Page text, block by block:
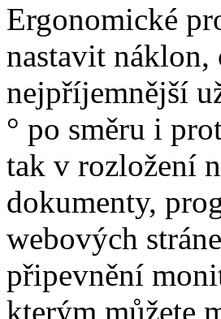
Ergonomické
nastavit náklon,
nejpříjemnější
° po směru i
tak v rozložení
dokumenty,
webových
připevnění
kterým můžete